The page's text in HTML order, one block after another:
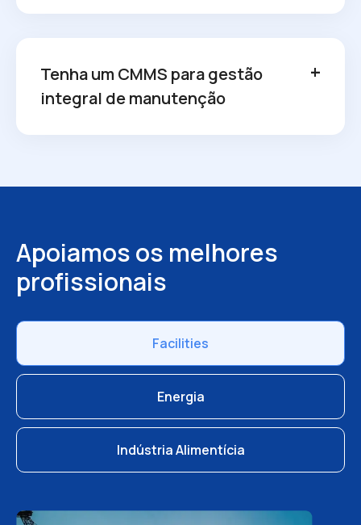
Tenha um CMMS para gestão
integral de manutenção
Apoiamos os melhores
profissionais
Facilities
Energia
Indústria Alimentícia